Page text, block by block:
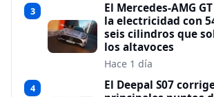
3
El Mercedes-AMG
la electricidad con
seis cilindros que
los altavoces
Hace 1 día
4
El Deepal S07